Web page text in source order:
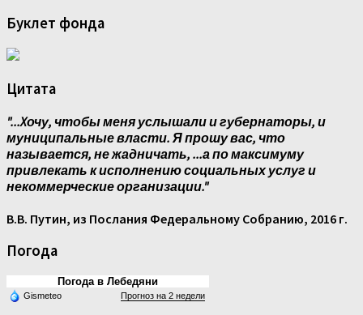
Буклет фонда
Цитата
"...Xочу, чтобы меня услышали и губернаторы, и
муниципальные власти. Я прошу вас, что
называется, не жадничать, ...а по максимуму
привлекать к исполнению социальных услуг и
некоммерческие организации."
В.В. Путин, из Послания Федеральному Собранию, 2016 г.
Погода
Погода в Лебедяни
Gismeteo Прогноз на 2 недели